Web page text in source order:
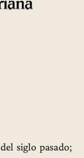
siglo pasado;